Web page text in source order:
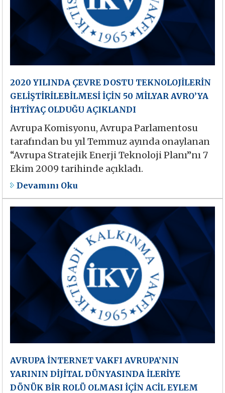
2020 YILINDA ÇEVRE DOSTU TEKNOLOJİLERİN
GELİŞTİRİLEBİLMESİ İÇİN 50 MİLYAR AVRO’YA
İHTİYAÇ OLDUĞU AÇIKLANDI
Avrupa Komisyonu, Avrupa Parlamentosu
tarafından bu yıl Temmuz ayında onaylanan
“Avrupa Stratejik Enerji Teknoloji Planı”nı 7
Ekim 2009 tarihinde açıkladı.
Devamını Oku
AVRUPA İNTERNET VAKFI AVRUPA’NIN
YARININ DİJİTAL DÜNYASINDA İLERİYE
DÖNÜK BİR ROLÜ OLMASI İÇİN ACİL EYLEM